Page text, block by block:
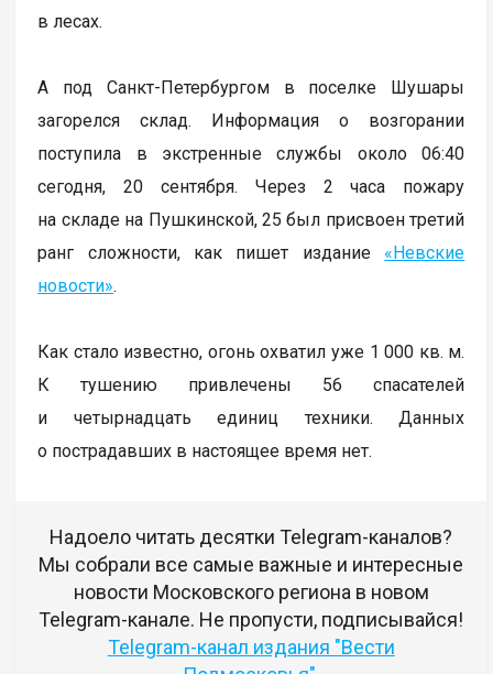
в лесах.
А под Санкт-Петербургом в поселке Шушары
загорелся склад. Информация о возгорании
поступила в экстренные службы около 06:40
сегодня, 20 сентября. Через 2 часа пожару
на складе на Пушкинской, 25 был присвоен третий
ранг сложности, как пишет издание «Невские
новости».
Как стало известно, огонь охватил уже 1 000 кв. м.
К тушению привлечены 56 спасателей
и четырнадцать единиц техники. Данных
о пострадавших в настоящее время нет.
Надоело читать десятки Telegram-каналов?
Мы собрали все самые важные и интересные
новости Московского региона в новом
Telegram-канале. Не пропусти, подписывайся!
Telegram-канал издания "Вести